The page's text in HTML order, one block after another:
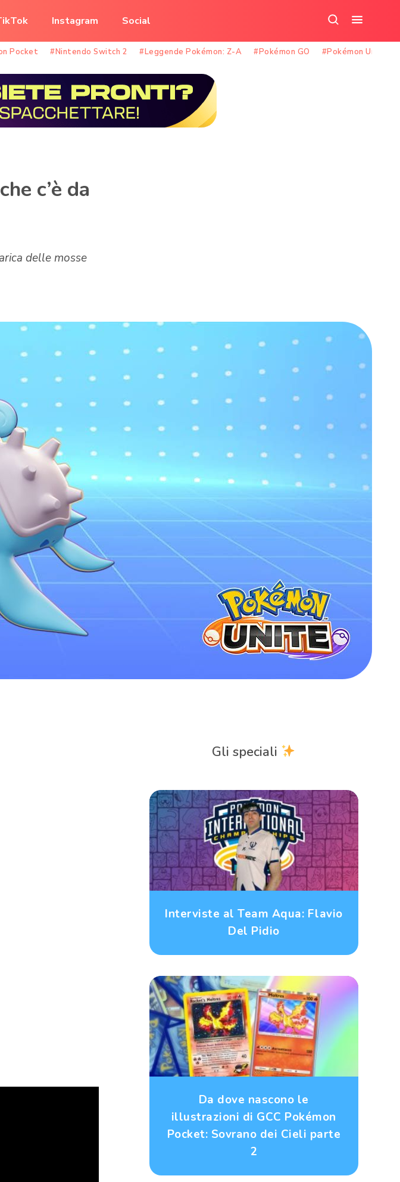
Instagram Social
nel
sito
il
menu
Pocket #Nintendo Switch 2 #Leggende Pokémon: Z-A #Pokémon GO #Pokémon Unite
c’è da
delle mosse
Gli speciali
Interviste al Team Aqua: Flavio
Del Pidio
Da dove nascono le
illustrazioni di GCC Pokémon
Pocket: Sovrano dei Cieli parte
2